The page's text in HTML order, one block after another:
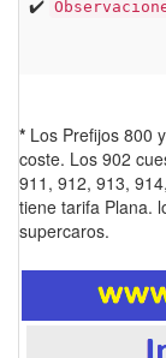
✔️
* Los Prefijos 800
coste. Los 902
911, 912, 913,
tiene tarifa Plana.
supercaros.